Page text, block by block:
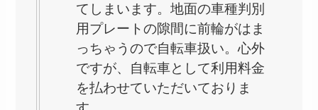
てしまいます。地面の車種判別
用プレートの隙間に前輪がはま
っちゃうので自転車扱い。心外
ですが、自転車として利用料金
を払わせていただいておりま